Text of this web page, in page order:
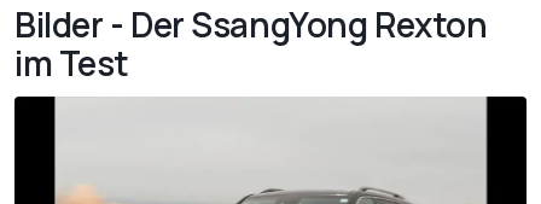
Bilder - Der SsangYong Rexton
im Test